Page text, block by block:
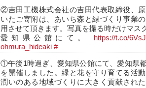
②吉田工機株式会社の吉田代表取締役、
いたご寄附は、あいち森と緑づくり事業
用させて頂きます。写真を撮る時だけマス
愛知県公館にて。
https://t.co/
ohmura_hideaki #
①午後1時過ぎ、愛知県公館にて、愛知県
を開催しました。緑と花を守り育てる活
潤いのある地域づくりに大きく貢献され